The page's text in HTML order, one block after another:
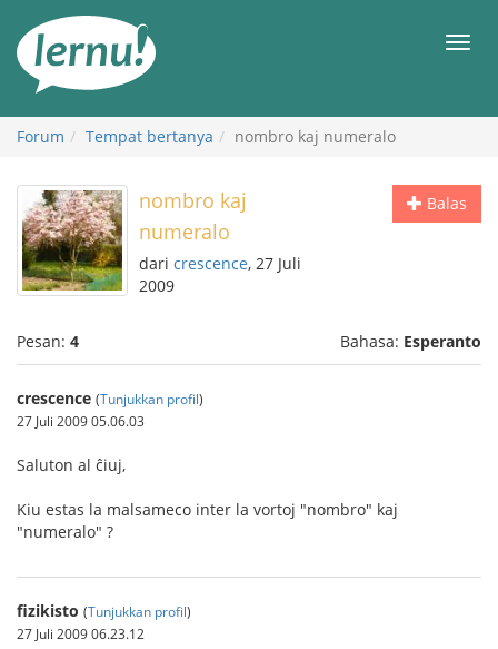
daftar
Forum Tempat bertanya nombro kaj numeralo
Balas
nombro kaj
numeralo
dari crescence, 27 Juli
2009
Pesan: 4 Bahasa: Esperanto
crescence (Tunjukkan profil)
27 Juli 2009 05.06.03
Saluton al ĉiuj,
Kiu estas la malsameco inter la vortoj "nombro" kaj
"numeralo" ?
fizikisto (Tunjukkan profil)
27 Juli 2009 06.23.12